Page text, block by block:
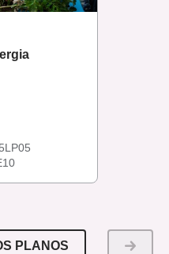
PLANOS